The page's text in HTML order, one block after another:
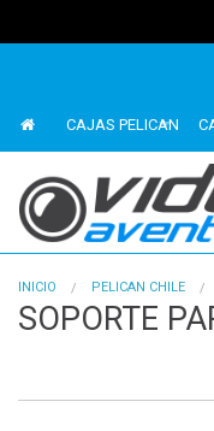
CAJAS PELICAN
INICIO PELICAN CHILE
SOPORTE